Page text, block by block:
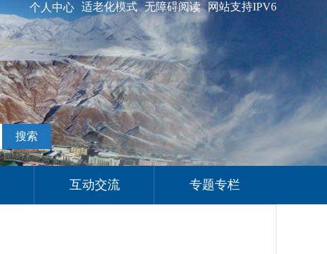
网站支持IPV6
无障碍阅读
适老化模式
个人中心
搜索
互动交流 专题专栏